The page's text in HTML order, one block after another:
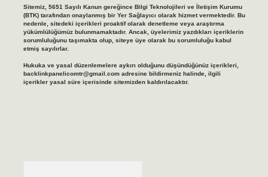
Sitemiz, 5651 Sayılı Kanun gereğince Bilgi Teknolojileri ve İletişim Kurumu
(BTK) tarafından onaylanmış bir Yer Sağlayıcı olarak hizmet vermektedir. Bu
nedenle, sitedeki içerikleri proaktif olarak denetleme veya araştırma
yükümlülüğümüz bulunmamaktadır. Ancak, üyelerimiz yazdıkları içeriklerin
sorumluluğunu taşımakta olup, siteye üye olarak bu sorumluluğu kabul
etmiş sayılırlar.
Hukuka ve yasal düzenlemelere aykırı olduğunu düşündüğünüz içerikleri,
backlinkpanelicomtr@gmail.comadresine bildirmeniz halinde, ilgili
içerikler yasal süre içerisinde sitemizden kaldırılacaktır.